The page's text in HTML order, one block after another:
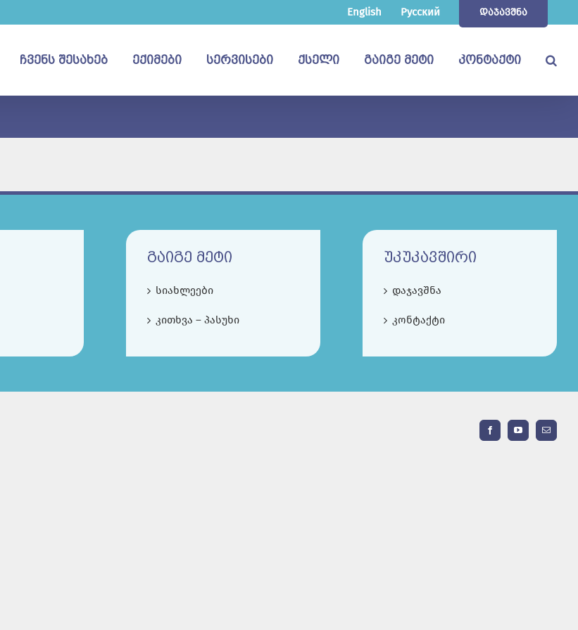
English Русский ᲓᲐᲯᲐᲕᲨᲜᲐ
ᲩᲕᲔᲜᲡ ᲨᲔᲡᲐᲮᲔᲑ ᲔᲥᲘᲛᲔᲑᲘ ᲡᲔᲠᲕᲘᲡᲔᲑᲘ ᲥᲡᲔᲚᲘ ᲒᲐᲘᲒᲔ ᲛᲔᲢᲘ ᲙᲝᲜᲢᲐᲥᲢᲘ
ᲒᲐᲘᲒᲔ ᲛᲔᲢᲘ
სიახლეები
კითხვა – პასუხი
ᲣᲙᲣᲙᲐᲕᲨᲘᲠᲘ
დაჯავშნა
კონტაქტი
FacebookYouTubeEmail